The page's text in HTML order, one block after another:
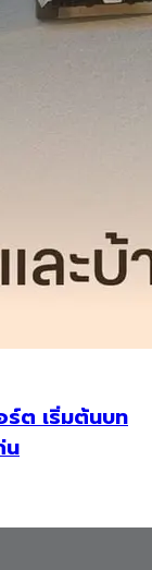
ต เริ่มต้นบท
น